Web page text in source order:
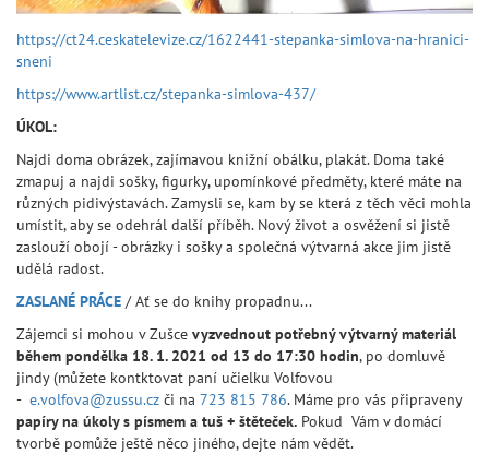
https://ct24.ceskatelevize.cz/1622441-stepanka-simlova-na-hranici-
sneni
https://www.artlist.cz/stepanka-simlova-437/
ÚKOL:
Najdi doma obrázek, zajímavou knižní obálku, plakát. Doma také
zmapuj a najdi sošky, figurky, upomínkové předměty, které máte na
různých pidivýstavách. Zamysli se, kam by se která z těch věci mohla
umístit, aby se odehrál další příběh. Nový život a osvěžení si jistě
zaslouží obojí - obrázky i sošky a společná výtvarná akce jim jistě
udělá radost.
ZASLANÉ PRÁCE / Ať se do knihy propadnu...
Zájemci si mohou v Zušce vyzvednout potřebný výtvarný materiál
během pondělka 18. 1. 2021 od 13 do 17:30 hodin, po domluvě
jindy (můžete kontktovat paní učielku Volfovou
- e.volfova@zussu.cz či na 723 815 786. Máme pro vás připraveny
papíry na úkoly s písmem a tuš + štěteček. Pokud Vám v domácí
tvorbě pomůže ještě něco jiného, dejte nám vědět.